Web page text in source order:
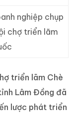
nghiệp chụp
chợ triển lãm
triển lãm Chè
Lâm Đồng đã
lược phát triển